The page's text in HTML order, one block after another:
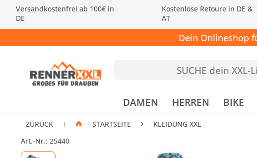
Versandkostenfrei ab 100€ in
DE
Kostenlose Retoure in DE &
AT
Dein Onlineshop
DAMEN HERREN BIKE
ZURÜCK | STARTSEITE KLEIDUNG XXL
Art.-Nr.: 25440